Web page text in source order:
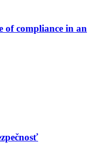
of compliance in an